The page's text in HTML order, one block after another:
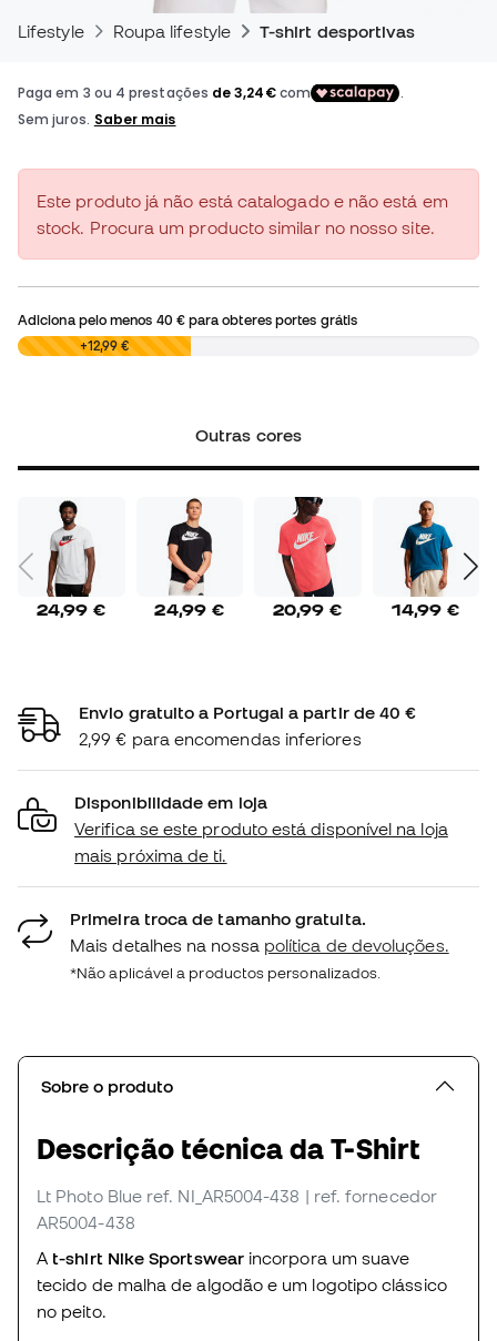
Lifestyle Roupa lifestyle T-shirt desportivas
Este produto já não está catalogado e não está em
stock. Procura um producto similar no nosso site.
Adiciona pelo menos 40 €para obteres portes grátis
0,00 € +12,99 €
Outras cores
24,99 € 24,99 € 20,99 € 14,99 €
Envio gratuito a Portugal a partir de 40 €
2,99 € para encomendas inferiores
Disponibilidade em loja
Verifica se este produto está disponível na loja
mais próxima de ti.
Primeira troca de tamanho gratuita.
Mais detalhes na nossa política de devoluções.
*Não aplicável a productos personalizados.
Sobre o produto
Descrição técnica da T-Shirt
Lt Photo Blue ref. NI_AR5004-438 | ref. fornecedor
AR5004-438
A t-shirt Nike Sportswearincorpora um suave
tecido de malha de algodão e um logotipo clássico
no peito.